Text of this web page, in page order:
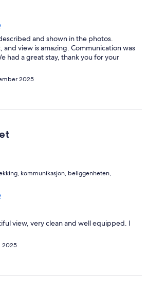
and shown in the photos.
and view is amazing. Communication was
had a great stay, thank you for your
2025
kommunikasjon, beliggenheten,
view, very clean and well equipped. I
2025